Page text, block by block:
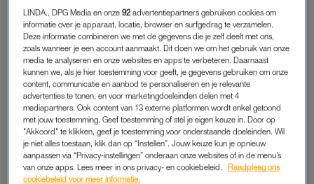
Britt en Diederik uitDe Bondgenotendraaiden al een
tijdje om elkaar heen, maar hebben hun zeer prille
liefde nu eindelijk bezegeld met een kus.
En daar waren een hoop loodsgenoten getuige van.
BRITT EN DIEDERIK
Tijdens hetvoorstelrondjewerd al direct duidelijk van wie Britt
onder de indruk is. “Ik zou graag bij Diederik in een bondje
willen”, zei ze vastberaden tegen de groep toen ze voor het
LINDA., DPG Media en onze92 advertentiepartners gebruiken cookies om
informatie over je apparaat, locatie, browser en surfgedrag te verzamelen.
Deze informatie combineren we met de gegevens die je zelf deelt met ons,
zoals wanneer je een account aanmaakt. Dit doen we om het gebruik van onze
media te analyseren en onze websites en apps te verbeteren. Daarnaast
kunnen we, als je hier toestemming voor geeft, je gegevens gebruiken om onze
content, communicatie en aanbod te personaliseren en je relevante
advertenties te tonen, en voor marketingdoeleinden delen met 4
mediapartners. Ook content van 13 externe platformen wordt enkel getoond
met jouw toestemming. Geef toestemming of stel je eigen keuze in. Door op
"Akkoord" te klikken, geef je toestemming voor onderstaande doeleinden. Wil
je niet alles toestaan, klik dan op “Instellen”. Jouw keuze kun je opnieuw
aanpassen via “Privacy-instellingen” onderaan onze websites of in de menu’s
van onze apps. Lees meer in ons privacy- en cookiebeleid.
Raadpleeg ons
cookiebeleid voor meer informatie.